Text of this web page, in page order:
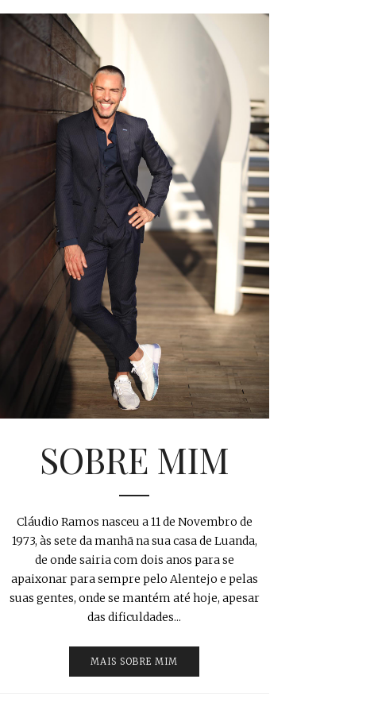
SOBRE MIM
Cláudio Ramos nasceu a 11 de Novembro de
1973, às sete da manhã na sua casa de Luanda,
de onde sairia com dois anos para se
apaixonar para sempre pelo Alentejo e pelas
suas gentes, onde se mantém até hoje, apesar
das dificuldades...
MAIS SOBRE MIM